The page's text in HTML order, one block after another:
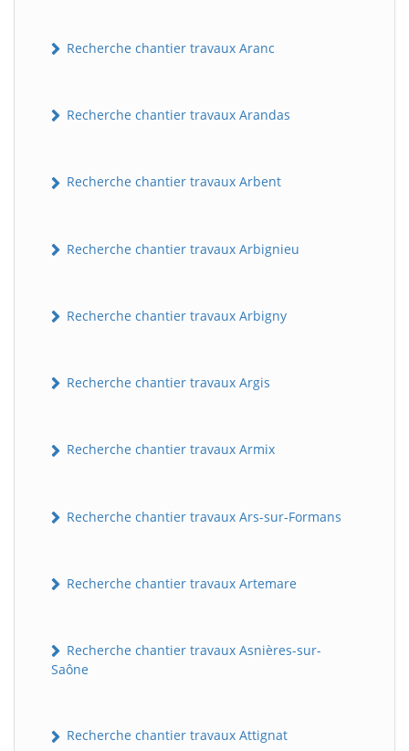
Recherche chantier travaux Aranc
Recherche chantier travaux Arandas
Recherche chantier travaux Arbent
Recherche chantier travaux Arbignieu
Recherche chantier travaux Arbigny
Recherche chantier travaux Argis
Recherche chantier travaux Armix
Recherche chantier travaux Ars-sur-Formans
Recherche chantier travaux Artemare
Recherche chantier travaux Asnières-sur-
Saône
Recherche chantier travaux Attignat